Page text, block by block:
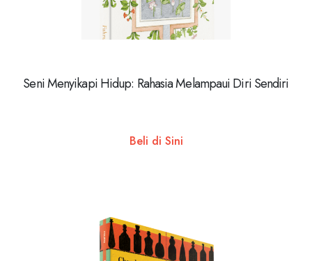
Seni Menyikapi Hidup: Rahasia Melampaui Diri Sendiri
Beli di Sini